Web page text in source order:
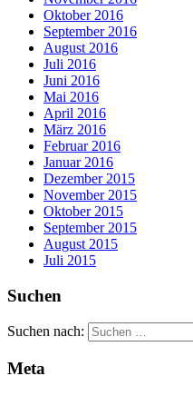
Oktober 2016
September 2016
August 2016
Juli 2016
Juni 2016
Mai 2016
April 2016
März 2016
Februar 2016
Januar 2016
Dezember 2015
November 2015
Oktober 2015
September 2015
August 2015
Juli 2015
Suchen
Suchen nach:
Meta